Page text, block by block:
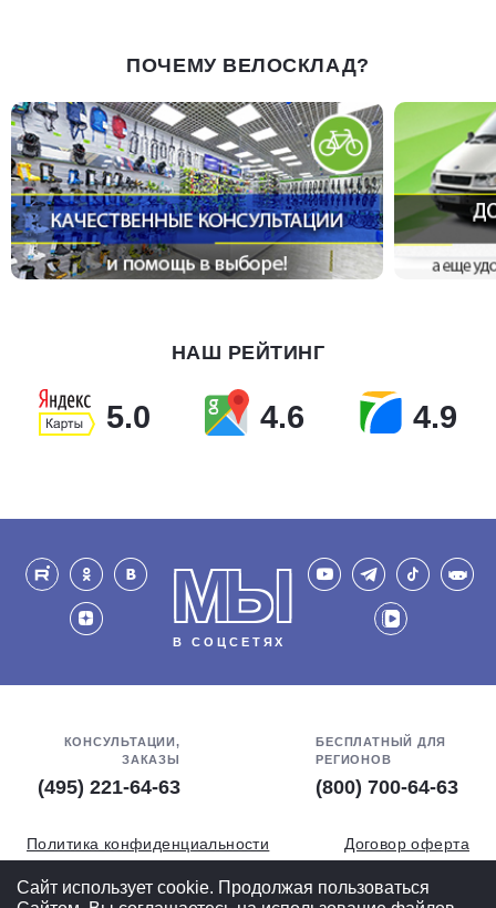
ПОЧЕМУ ВЕЛОСКЛАД?
НАШ РЕЙТИНГ
5.0 4.6 4.9
МЫ
В СОЦСЕТЯХ
КОНСУЛЬТАЦИИ,
ЗАКАЗЫ
(495) 221-64-63
БЕСПЛАТНЫЙ ДЛЯ
РЕГИОНОВ
(800) 700-64-63
Политика конфиденциальности
Договор оферта
Обработка персональных данных
СОУТ
Сайт использует cookie. Продолжая пользоваться